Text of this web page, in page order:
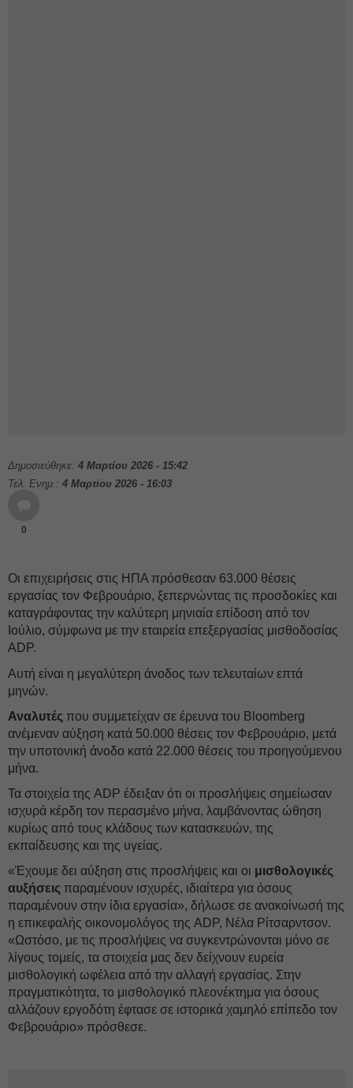
Δημοσιεύθηκε: 4 Μαρτίου 2026 - 15:42
Τελ. Ενημ.: 4 Μαρτίου 2026 - 16:03
0
Οι επιχειρήσεις στις ΗΠΑ πρόσθεσαν 63.000 θέσεις
εργασίας τον Φεβρουάριο, ξεπερνώντας τις προσδοκίες και
καταγράφοντας την καλύτερη μηνιαία επίδοση από τον
Ιούλιο, σύμφωνα με την εταιρεία επεξεργασίας μισθοδοσίας
ADP.
Αυτή είναι η μεγαλύτερη άνοδος των τελευταίων επτά
μηνών.
Αναλυτές που συμμετείχαν σε έρευνα του Bloomberg
ανέμεναν αύξηση κατά 50.000 θέσεις τον Φεβρουάριο, μετά
την υποτονική άνοδο κατά 22.000 θέσεις του προηγούμενου
μήνα.
Τα στοιχεία της ADP έδειξαν ότι οι προσλήψεις σημείωσαν
ισχυρά κέρδη τον περασμένο μήνα, λαμβάνοντας ώθηση
κυρίως από τους κλάδους των κατασκευών, της
εκπαίδευσης και της υγείας.
«Έχουμε δει αύξηση στις προσλήψεις και οι μισθολογικές
αυξήσεις παραμένουν ισχυρές, ιδιαίτερα για όσους
παραμένουν στην ίδια εργασία», δήλωσε σε ανακοίνωσή της
η επικεφαλής οικονομολόγος της ADP, Νέλα Ρίτσαρντσον.
«Ωστόσο, με τις προσλήψεις να συγκεντρώνονται μόνο σε
λίγους τομείς, τα στοιχεία μας δεν δείχνουν ευρεία
μισθολογική ωφέλεια από την αλλαγή εργασίας. Στην
πραγματικότητα, το μισθολογικό πλεονέκτημα για όσους
αλλάζουν εργοδότη έφτασε σε ιστορικά χαμηλό επίπεδο τον
Φεβρουάριο» πρόσθεσε.